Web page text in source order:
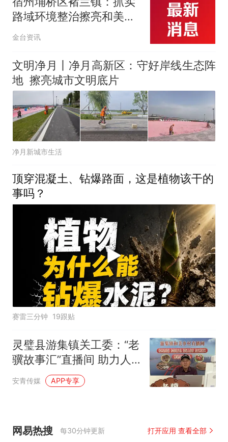
路域环境整治擦亮和美乡
村底色
金台资讯
文明净月丨净月高新区：守好岸线生态阵
地 擦亮城市文明底片
净月新城市生活
顶穿混凝土、钻爆路面，这是植物该干的
事吗？
赛雷三分钟 19跟贴
灵璧县游集镇关工委：“老
骥故事汇”直播间 助力人
居环境整治提升行动
安青传媒 APP专享
网易热搜 每30分钟更新 打开应用 查看全部